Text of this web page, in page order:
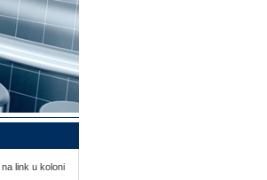
link u koloni